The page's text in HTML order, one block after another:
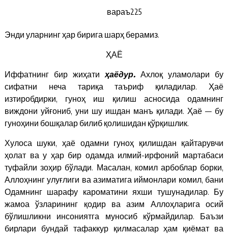
вараъ225
Энди уларнинг ҳар бирига шарҳ берамиз.
ҲАЁ
Иффатнинг бир жиҳати ҳаёдур. Ахлоқ уламолари бу
сифатни неча тариқа таъриф қиладилар. Ҳаё
изтиробдирки, гуноҳ иш қилиш асносида одамнинг
виждони уйғониб, уни шу ишдан манъ қилади. Ҳаё — бу
гуноҳини бошқалар билиб қолишидан қўрқишлик.
Хулоса шуки, ҳаё одамни гуноҳ қилишдан қайтарувчи
ҳолат ва у ҳар бир одамда илмий-ирфоний мартабаси
туфайли зоҳир бўлади. Масалан, комил арбоблар борки,
Аллоҳнинг улуғлиги ва азиматига иймонлари комил, бани
Одамнинг шарафу кароматини яхши тушунадилар. Бу
жамоа ўзларининг қодир ва азим Аллоҳларига осий
бўлишликни инсониятга муносиб кўрмайдилар. Баъзи
бирлари бундай тафаккур қилмасалар ҳам қиёмат ва